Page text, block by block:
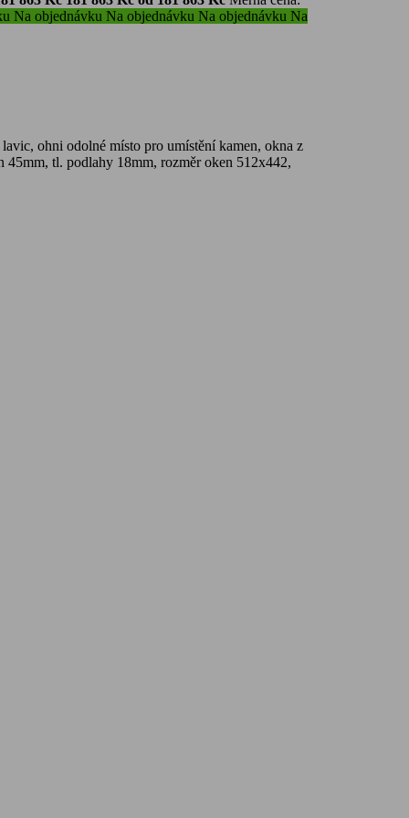
Na objednávku Na objednávku Na objednávku Na
ohni odolné místo pro umístění kamen, okna z
45mm, tl. podlahy 18mm, rozměr oken 512x442,